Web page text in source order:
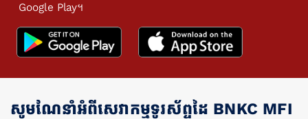
Google Play។
សូមណែនាំអំពីសេវាកម្មទូរស័ព្ទដៃ BNKC MFI